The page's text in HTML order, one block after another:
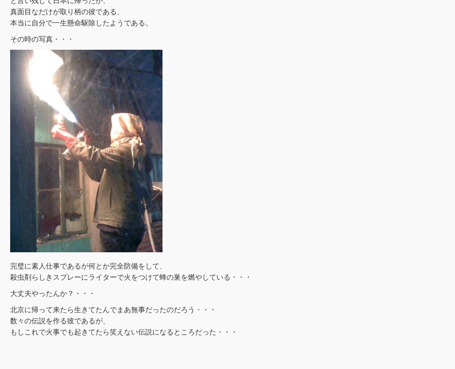
真面目なだけが取り柄の彼である、
本当に自分で一生懸命駆除したようである。
その時の写真・・・
完璧に素人仕事であるが何とか完全防備をして、
殺虫剤らしきスプレーにライターで火をつけて蜂の巣を燃やしている・・・
大丈夫やったんか？・・・
北京に帰って来たら生きてたんでまあ無事だったのだろう・・・
数々の伝説を作る彼であるが、
もしこれで火事でも起きてたら笑えない伝説になるところだった・・・